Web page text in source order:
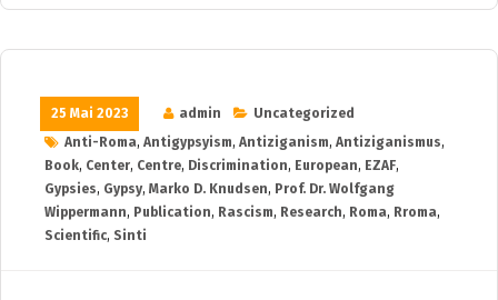
25 Mai 2023 admin
Uncategorized
Anti-Roma, Antigypsyism, Antiziganism, Antiziganismus,
Book, Center, Centre, Discrimination, European, EZAF,
Gypsies, Gypsy, Marko D. Knudsen, Prof. Dr. Wolfgang
Wippermann, Publication, Rascism, Research, Roma, Rroma,
Scientific, Sinti